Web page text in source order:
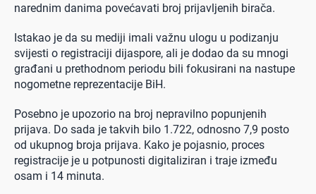
narednim danima povećavati broj prijavljenih birača.
Istakao je da su mediji imali važnu ulogu u podizanju
svijesti o registraciji dijaspore, ali je dodao da su mnogi
građani u prethodnom periodu bili fokusirani na nastupe
nogometne reprezentacije BiH.
Posebno je upozorio na broj nepravilno popunjenih
prijava. Do sada je takvih bilo 1.722, odnosno 7,9 posto
od ukupnog broja prijava. Kako je pojasnio, proces
registracije je u potpunosti digitaliziran i traje između
osam i 14 minuta.